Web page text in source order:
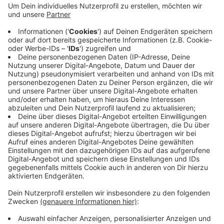
Hausmeisterwohnung wird ebenfalls umgenutzt.
und den Brandschutz verbessert. Es werden neue
Leitungen gelegt, Wände neu verputzt und
gestrichen. Die Arbeiten laufen auch weiter, wenn
der Unterricht wieder angefangen hat. Insgesamt
kostet das Projekt rund 900.000 Euro.
Veröffentlicht: Donnerstag, 24.10.2024 16:45
Anzeige